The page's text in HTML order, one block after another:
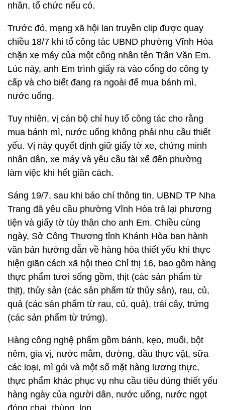
nhân, tổ chức nếu có.
Trước đó, mạng xã hội lan truyền clip được quay
chiều 18/7 khi tổ công tác UBND phường Vĩnh Hòa
chặn xe máy của một công nhân tên Trần Văn Em.
Lúc này, anh Em trình giấy ra vào cổng do công ty
cấp và cho biết đang ra ngoài để mua bánh mì,
nước uống.
Tuy nhiên, vị cán bộ chỉ huy tổ công tác cho rằng
mua bánh mì, nước uống không phải nhu cầu thiết
yếu. Vị này quyết định giữ giấy tờ xe, chứng minh
nhân dân, xe máy và yêu cầu tài xế đến phường
làm việc khi hết giãn cách.
Sáng 19/7, sau khi báo chí thông tin, UBND TP Nha
Trang đã yêu cầu phường Vĩnh Hòa trả lại phương
tiện và giấy tờ tùy thân cho anh Em. Chiều cùng
ngày, Sở Công Thương tỉnh Khánh Hòa ban hành
văn bản hướng dẫn về hàng hóa thiết yếu khi thực
hiện giãn cách xã hội theo Chỉ thị 16, bao gồm hàng
thực phẩm tươi sống gồm, thịt (các sản phẩm từ
thịt), thủy sản (các sản phẩm từ thủy sản), rau, củ,
quả (các sản phẩm từ rau, củ, quả), trái cây, trứng
(các sản phẩm từ trứng).
Hàng công nghệ phẩm gồm bánh, kẹo, muối, bột
nêm, gia vị, nước mắm, đường, dầu thực vật, sữa
các loại, mì gói và một số mặt hàng lương thực,
thực phẩm khác phục vụ nhu cầu tiêu dùng thiết yếu
hàng ngày của người dân, nước uống, nước ngọt
đóng chai, thùng, lon…